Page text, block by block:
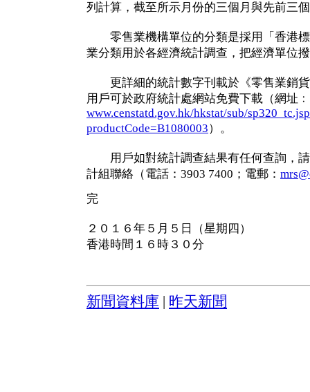
列計算，截至所示月份的三個月與先前三
零售業機構單位的分類是採用「香港標
業分類用於各經濟統計調查，把經濟單位
更詳細的統計數字刊載於《零售業銷貨
用戶可於政府統計處網站免費下載（網址﹕
www.censtatd.gov.hk/hkstat/sub/
productCode=B1080003）。
用戶如對統計調查結果有任何查詢，請
計組聯絡（電話：3903 7400；電郵：
完
２０１６年５月５日（星期四）
香港時間１６時３０分
新聞資料庫 昨天新聞